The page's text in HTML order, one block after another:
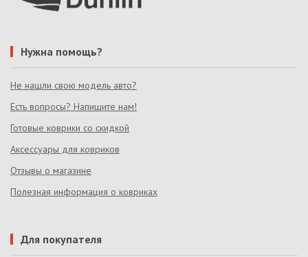
Нужна помощь?
Не нашли свою модель авто?
Есть вопросы? Напишите нам!
Готовые коврики со скидкой
Аксессуары для ковриков
Отзывы о магазине
Полезная информация о ковриках
Для покупателя